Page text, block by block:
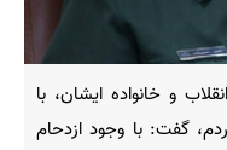
و خانواده ایشان، با
گفت: با وجود ازدحام